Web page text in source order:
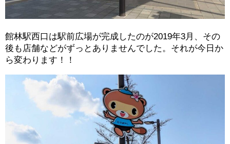
館林駅西口は駅前広場が完成したのが2019年3月、その
後も店舗などがずっとありませんでした。それが今日か
ら変わります！！